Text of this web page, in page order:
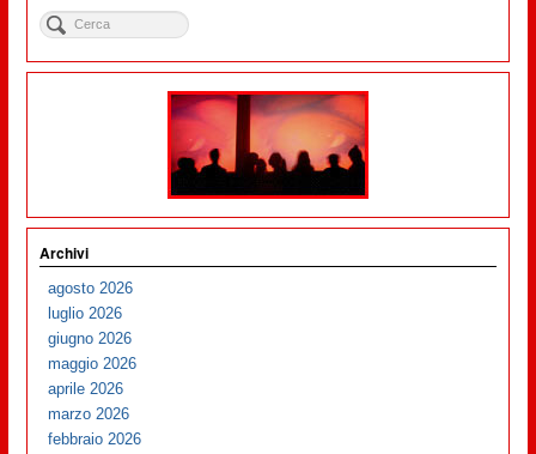
Archivi
agosto 2026
luglio 2026
giugno 2026
maggio 2026
aprile 2026
marzo 2026
febbraio 2026